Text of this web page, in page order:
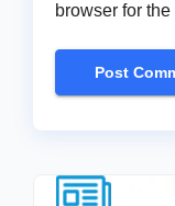
browser for